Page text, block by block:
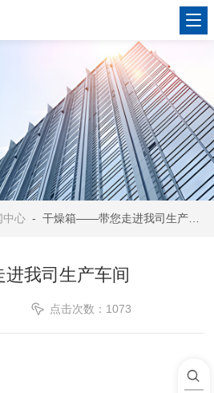
中心 - 干燥箱——带您走进我司生产车间
我司生产车间
点击次数：1073